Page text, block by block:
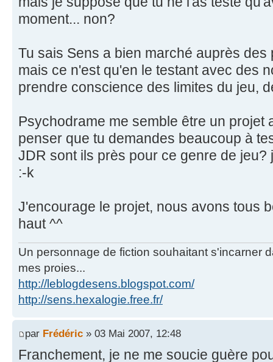
moment... non?
Tu sais Sens a bien marché auprès des
mais ce n'est qu'en le testant avec des
prendre conscience des limites du jeu,
Psychodrame me semble être un projet
penser que tu demandes beaucoup à
JDR sont ils près pour ce genre de jeu?
:-k
J'encourage le projet, nous avons tous
haut ^^
Un personnage de fiction souhaitant s'incarner
mes proies...
http://leblogdesens.blogspot.com/
http://sens.hexalogie.free.fr/
par Frédéric » 03 Mai 2007, 12:48
Franchement, je ne me soucie guère